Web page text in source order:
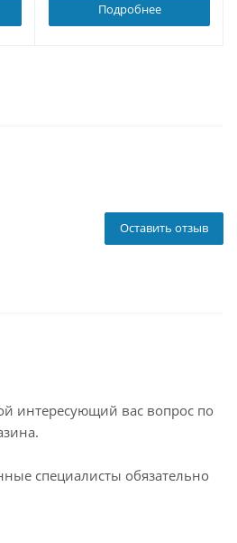
Подробнее
Оставить отзыв
интересующий вас вопрос по
специалисты обязательно